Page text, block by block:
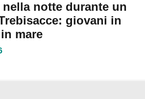
nella notte durante un
giovani in
mare